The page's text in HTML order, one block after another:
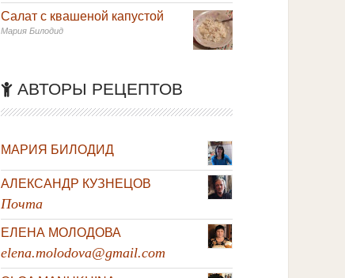
Салат с квашеной капустой
Мария Билодид
АВТОРЫ РЕЦЕПТОВ
МАРИЯ БИЛОДИД
АЛЕКСАНДР КУЗНЕЦОВ
Почта
ЕЛЕНА МОЛОДОВА
elena.molodova@gmail.com